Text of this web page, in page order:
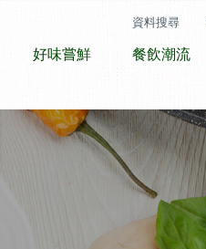
好味嘗鮮 餐飲潮流
資料搜尋